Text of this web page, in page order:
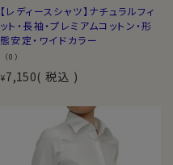
【レディースシャツ】ナチュラルフィ
ット・長袖・プレミアムコットン・形
態安定・ワイドカラー
（0）
¥7,150 税込